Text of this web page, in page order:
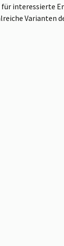
für interessierte
Varianten